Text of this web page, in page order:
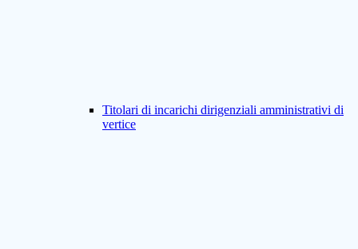
Titolari di incarichi dirigenziali amministrativi di
vertice